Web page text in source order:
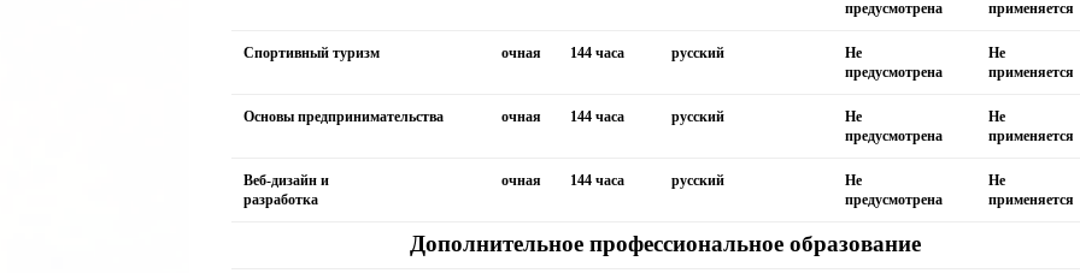
предусмотрена
применяется
Спортивный туризм очная 144 часа русский
Не
предусмотрена
Не
применяется
Основы предпринимательства очная 144 часа русский
Не
предусмотрена
Не
применяется
Веб-дизайн и
разработка
очная 144 часа русский
Не
предусмотрена
Не
применяется
Дополнительное профессиональное образование